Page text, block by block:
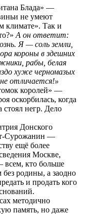
Блада» —
не умеют
климате». Так и
А он ответит:
Я — соль земли,
короны в здешних
рабы, белая
хуже черномазых
отличается!»
королей» —
оскорбилась, когда
стоял негр. Дело
Донского
Сурожанин —
ещё более
Москве,
всем, кто больше
без родины, а заодно
и продать кого
методично
память, но даже